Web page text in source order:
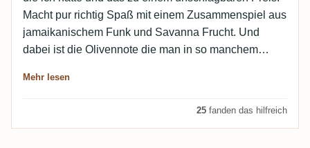
Macht pur richtig Spaß mit einem Zusammenspiel aus
jamaikanischem Funk und Savanna Frucht. Und
dabei ist die Olivennote die man in so manchem
mich nicht stört. Lediglich die leichte Specknote im
Mehr lesen
25 fanden das hilfreich